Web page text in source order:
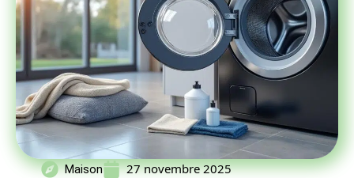
Maison 27 novembre 2025